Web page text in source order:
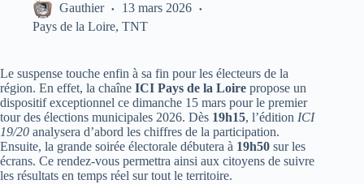
Gauthier
13 mars 2026
Pays de la Loire, TNT
Le suspense touche enfin à sa fin pour les électeurs de la
région. En effet, la chaîne ICI Pays de la Loire propose un
dispositif exceptionnel ce dimanche 15 mars pour le premier
tour des élections municipales 2026. Dès 19h15, l’édition ICI
19/20 analysera d’abord les chiffres de la participation.
Ensuite, la grande soirée électorale débutera à 19h50 sur les
écrans. Ce rendez-vous permettra ainsi aux citoyens de suivre
les résultats en temps réel sur tout le territoire.